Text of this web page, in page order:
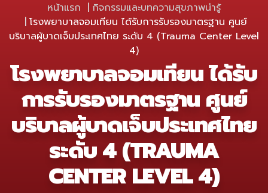
หน้าแรก
กิจกรรมและบทความสุขภาพน่ารู้
โรงพยาบาลจอมเทียน ได้รับการรับรองมาตรฐาน ศูนย์
บริบาลผู้บาดเจ็บประเทศไทย ระดับ 4 (Trauma Center Level
4)
โรงพยาบาลจอมเทียน ได้รับ
การรับรองมาตรฐาน ศูนย์
บริบาลผู้บาดเจ็บประเทศไทย
ระดับ 4 (TRAUMA
CENTER LEVEL 4)